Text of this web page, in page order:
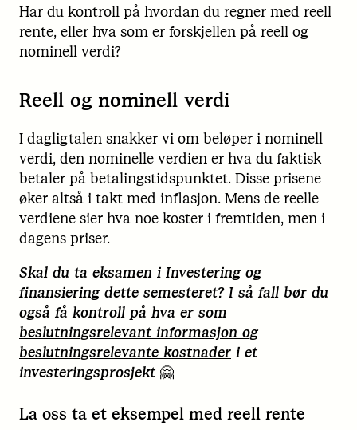
Har du kontroll på hvordan du regner med reell
rente, eller hva som er forskjellen på reell og
nominell verdi?
Reell og nominell verdi
I dagligtalen snakker vi om beløper i nominell
verdi, den nominelle verdien er hva du faktisk
betaler på betalingstidspunktet. Disse prisene
øker altså i takt med inflasjon. Mens de reelle
verdiene sier hva noe koster i fremtiden, men i
dagens priser.
Skal du ta eksamen i Investering og
finansiering dette semesteret? I så fall bør du
også få kontroll på hva er som
beslutningsrelevant informasjon og
beslutningsrelevante kostnader i et
investeringsprosjekt 🤗
La oss ta et eksempel med reell rente